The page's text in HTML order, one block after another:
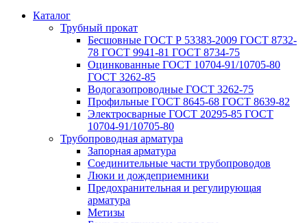
Каталог
Трубный прокат
Беcшовные ГОСТ Р 53383-2009 ГОСТ 8732-
78 ГОСТ 9941-81 ГОСТ 8734-75
Оцинкованные ГОСТ 10704-91/10705-80
ГОСТ 3262-85
Водогазопроводные ГОСТ 3262-75
Профильные ГОСТ 8645-68 ГОСТ 8639-82
Электросварные ГОСТ 20295-85 ГОСТ
10704-91/10705-80
Трубопроводная арматура
Запорная арматура
Соединительные части трубопроводов
Люки и дождеприемники
Предохранительная и регулирующая
арматура
Метизы